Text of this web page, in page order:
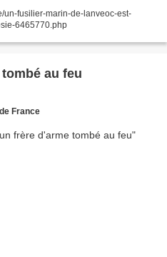
un-fusilier-marin-de-lanveoc-est-
6465770.php
au feu
France